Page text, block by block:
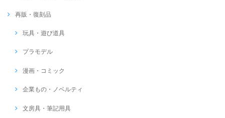
再販・復刻品
玩具・遊び道具
プラモデル
漫画・コミック
企業もの・ノベルティ
文房具・筆記用具